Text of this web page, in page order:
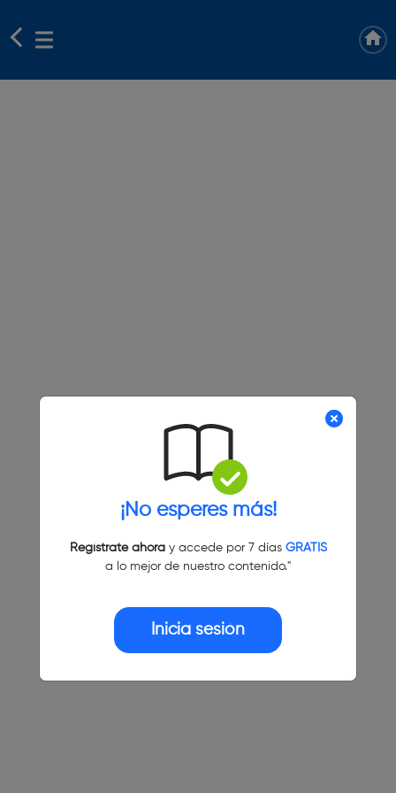
¡No esperes más!
Regístrate ahoray accede por 7 días GRATIS
a lo mejor de nuestro contenido."
Inicia sesión